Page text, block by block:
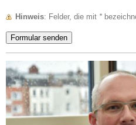
Hinweis : Felder, die mit *